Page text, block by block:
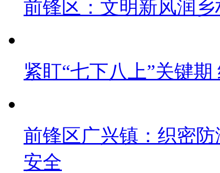
前锋区：文明新风润
紧盯“七下八上”关键
前锋区广兴镇：织密
安全